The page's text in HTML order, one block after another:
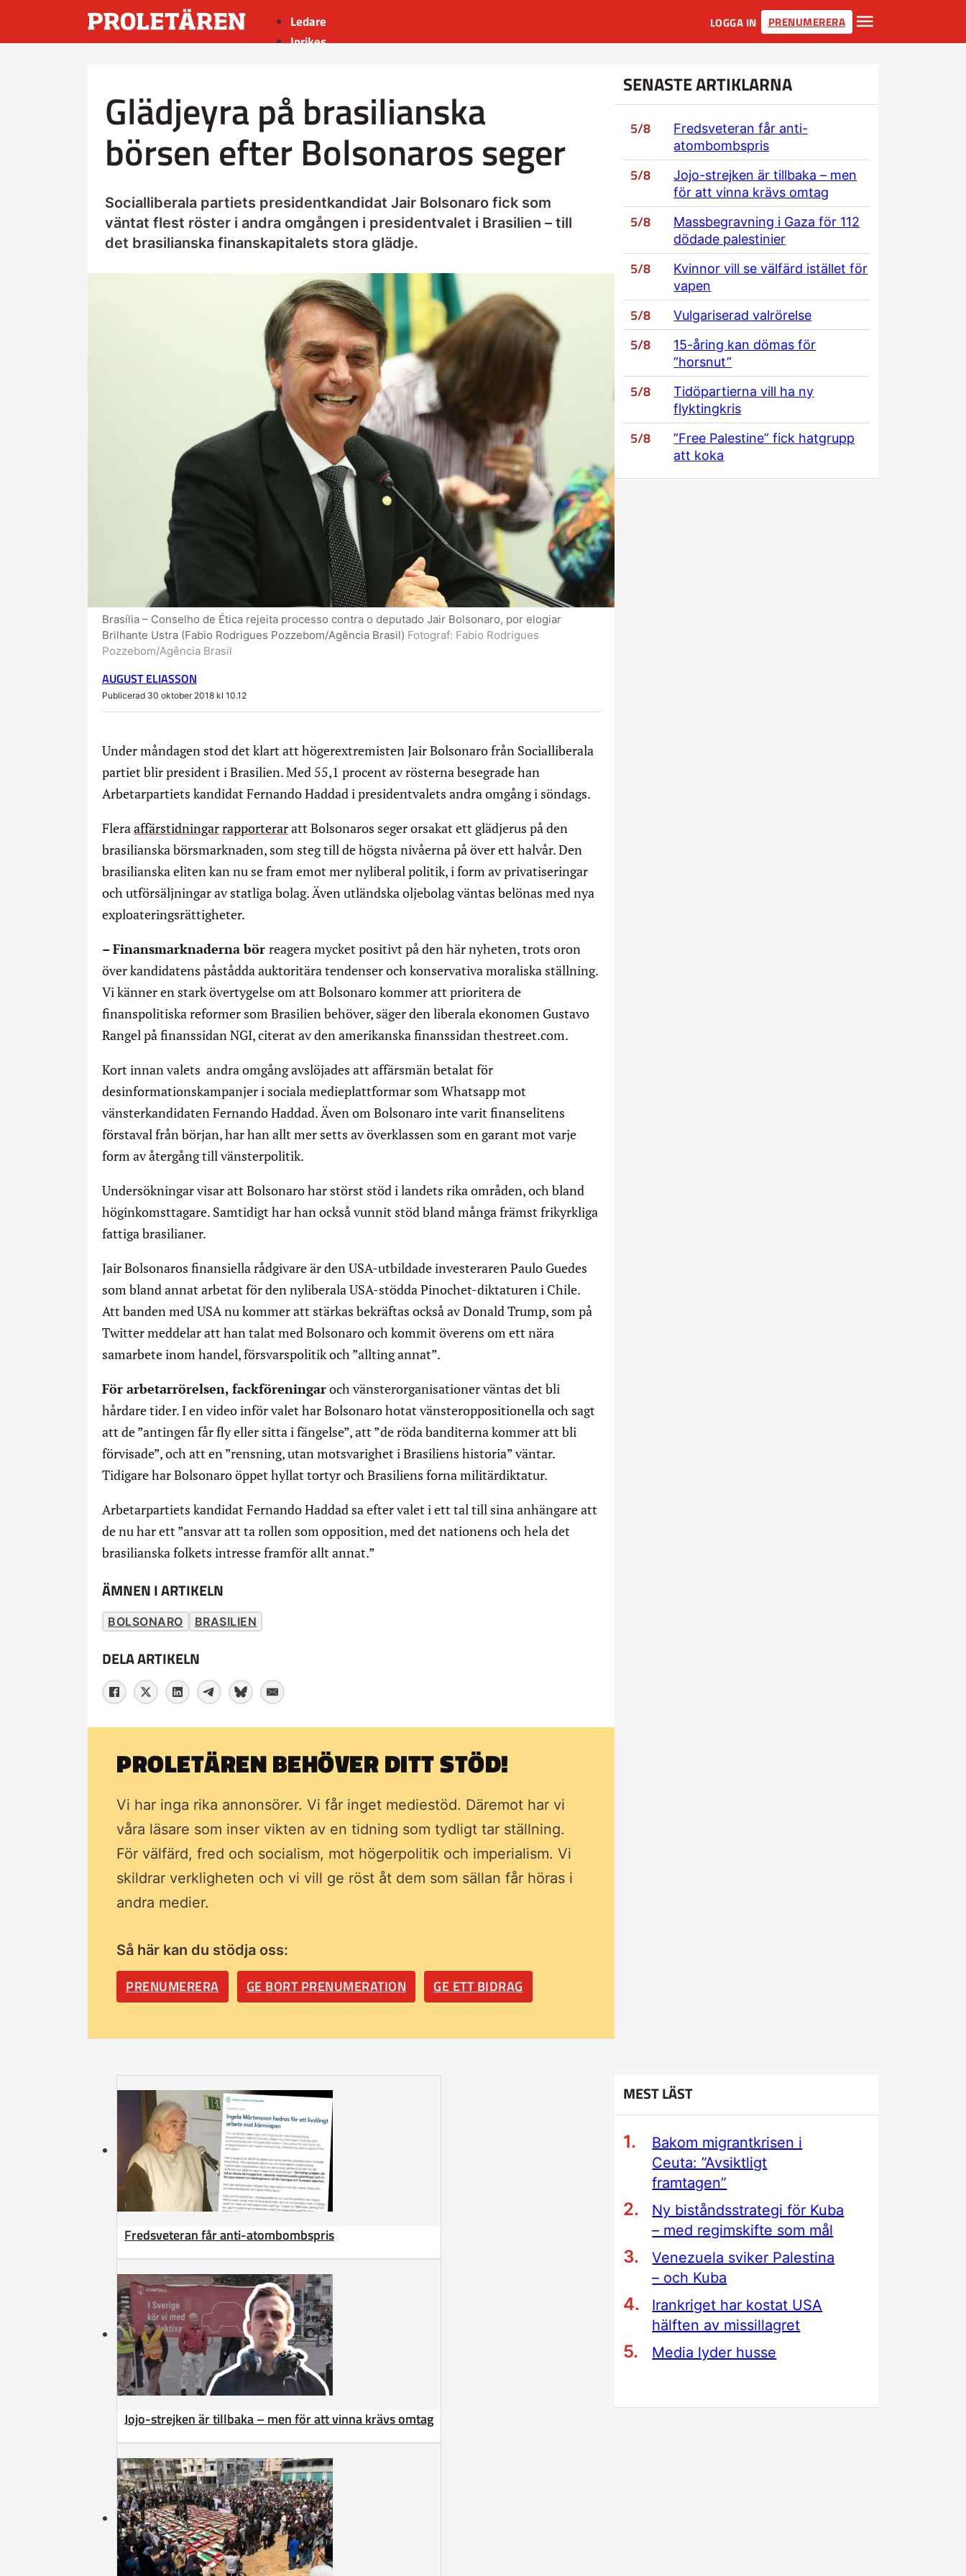
Ledare
Inrikes
Sport
Insänt
LOGGA IN PRENUMERERA
Glädjeyra på brasilianska
börsen efter Bolsonaros seger
Socialliberala partiets presidentkandidat Jair Bolsonaro fick som
väntat flest röster i andra omgången i presidentvalet i Brasilien – till
det brasilianska finanskapitalets stora glädje.
Brasília – Conselho de Ética rejeita processo contra o deputado Jair Bolsonaro, por elogiar
Brilhante Ustra (Fabio Rodrigues Pozzebom/Agência Brasil) Fotograf: Fabio Rodrigues
Pozzebom/Agência Brasil
AUGUST ELIASSON
Publicerad 30 oktober 2018 kl 10.12
Under måndagen stod det klart att högerextremisten Jair Bolsonaro från Socialliberala
partiet blir president i Brasilien. Med 55,1 procent av rösterna besegrade han
Arbetarpartiets kandidat Fernando Haddad i presidentvalets andra omgång i söndags.
Flera affärstidningarrapporteraratt Bolsonaros seger orsakat ett glädjerus på den
brasilianska börsmarknaden, som steg till de högsta nivåerna på över ett halvår. Den
brasilianska eliten kan nu se fram emot mer nyliberal politik, i form av privatiseringar
och utförsäljningar av statliga bolag. Även utländska oljebolag väntas belönas med nya
exploateringsrättigheter.
– Finansmarknaderna bör reagera mycket positivt på den här nyheten, trots oron
över kandidatens påstådda auktoritära tendenser och konservativa moraliska ställning.
Vi känner en stark övertygelse om att Bolsonaro kommer att prioritera de
finanspolitiska reformer som Brasilien behöver, säger den liberala ekonomen Gustavo
Rangel på finanssidan NGI, citerat av den amerikanska finanssidan thestreet.com.
Kort innan valets andra omgång avslöjades att affärsmän betalat för
desinformationskampanjer i sociala medieplattformar som Whatsapp mot
vänsterkandidaten Fernando Haddad. Även om Bolsonaro inte varit finanselitens
förstaval från början, har han allt mer setts av överklassen som en garant mot varje
form av återgång till vänsterpolitik.
Undersökningar visar att Bolsonaro har störst stöd i landets rika områden, och bland
höginkomsttagare. Samtidigt har han också vunnit stöd bland många främst frikyrkliga
fattiga brasilianer.
Jair Bolsonaros finansiella rådgivare är den USA-utbildade investeraren Paulo Guedes
som bland annat arbetat för den nyliberala USA-stödda Pinochet-diktaturen i Chile.
Att banden med USA nu kommer att stärkas bekräftas också av Donald Trump, som på
Twitter meddelar att han talat med Bolsonaro och kommit överens om ett nära
samarbete inom handel, försvarspolitik och ”allting annat”.
För arbetarrörelsen, fackföreningaroch vänsterorganisationer väntas det bli
hårdare tider. I en video inför valet har Bolsonaro hotat vänsteroppositionella och sagt
att de ”antingen får fly eller sitta i fängelse”, att ”de röda banditerna kommer att bli
förvisade”, och att en ”rensning, utan motsvarighet i Brasiliens historia” väntar.
Tidigare har Bolsonaro öppet hyllat tortyr och Brasiliens forna militärdiktatur.
Arbetarpartiets kandidat Fernando Haddad sa efter valet i ett tal till sina anhängare att
de nu har ett ”ansvar att ta rollen som opposition, med det nationens och hela det
brasilianska folkets intresse framför allt annat.”
ÄMNEN I ARTIKELN
BOLSONARO BRASILIEN
DELA ARTIKELN
PROLETÄREN BEHÖVER DITT STÖD!
Vi har inga rika annonsörer. Vi får inget mediestöd. Däremot har vi
våra läsare som inser vikten av en tidning som tydligt tar ställning.
För välfärd, fred och socialism, mot högerpolitik och imperialism. Vi
skildrar verkligheten och vi vill ge röst åt dem som sällan får höras i
andra medier.
Så här kan du stödja oss:
PRENUMERERA GE BORT PRENUMERATION GE ETT BIDRAG
SENASTE ARTIKLARNA
5/8
Fredsveteran får anti-
atombombspris
5/8
Jojo-strejken är tillbaka – men
för att vinna krävs omtag
5/8
Massbegravning i Gaza för 112
dödade palestinier
5/8
Kvinnor vill se välfärd istället för
vapen
5/8 Vulgariserad valrörelse
5/8
15-åring kan dömas för
”horsnut”
5/8
Tidöpartierna vill ha ny
flyktingkris
5/8
”Free Palestine” fick hatgrupp
att koka
Fredsveteran får anti-atombombspris
Jojo-strejken är tillbaka – men för att vinna krävs omtag
MEST LÄST
Bakom migrantkrisen i
Ceuta: ”Avsiktligt
framtagen”
Ny biståndsstrategi för Kuba
– med regimskifte som mål
Venezuela sviker Palestina
– och Kuba
Irankriget har kostat USA
hälften av missillagret
Media lyder husse